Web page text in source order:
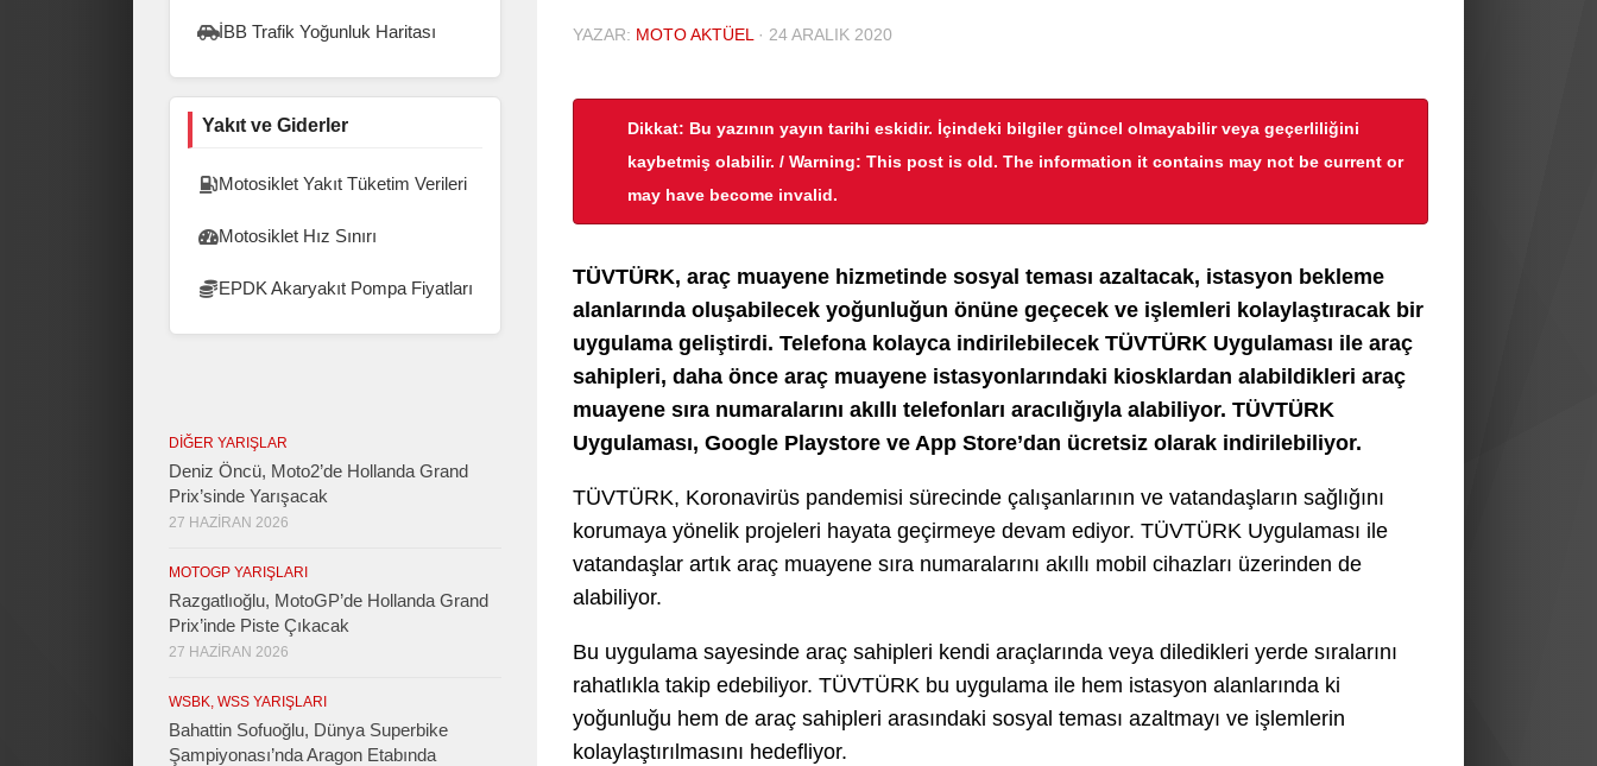
YAZAR: MOTO AKTÜEL · 24 ARALIK 2020
Dikkat: Bu yazının yayın tarihi eskidir. İçindeki bilgiler güncel olmayabilir veya geçerliliğini
kaybetmiş olabilir. / Warning: This post is old. The information it contains may not be current or
may have become invalid.
TÜVTÜRK, araç muayene hizmetinde sosyal teması azaltacak, istasyon bekleme
alanlarında oluşabilecek yoğunluğun önüne geçecek ve işlemleri kolaylaştıracak bir
uygulama geliştirdi. Telefona kolayca indirilebilecek TÜVTÜRK Uygulaması ile araç
sahipleri, daha önce araç muayene istasyonlarındaki kiosklardan alabildikleri araç
muayene sıra numaralarını akıllı telefonları aracılığıyla alabiliyor. TÜVTÜRK
Uygulaması, Google Playstore ve App Store’dan ücretsiz olarak indirilebiliyor.
TÜVTÜRK, Koronavirüs pandemisi sürecinde çalışanlarının ve vatandaşların sağlığını
korumaya yönelik projeleri hayata geçirmeye devam ediyor. TÜVTÜRK Uygulaması ile
vatandaşlar artık araç muayene sıra numaralarını akıllı mobil cihazları üzerinden de
alabiliyor.
Bu uygulama sayesinde araç sahipleri kendi araçlarında veya diledikleri yerde sıralarını
rahatlıkla takip edebiliyor. TÜVTÜRK bu uygulama ile hem istasyon alanlarında ki
yoğunluğu hem de araç sahipleri arasındaki sosyal teması azaltmayı ve işlemlerin
kolaylaştırılmasını hedefliyor.
İBB Trafik Yoğunluk Haritası
Yakıt ve Giderler
Motosiklet Yakıt Tüketim Verileri
Motosiklet Hız Sınırı
EPDK Akaryakıt Pompa Fiyatları
DIĞER YARIŞLAR
Deniz Öncü, Moto2’de Hollanda Grand
Prix’sinde Yarışacak
27 HAZIRAN 2026
MOTOGP YARIŞLARI
Razgatlıoğlu, MotoGP’de Hollanda Grand
Prix’inde Piste Çıkacak
27 HAZIRAN 2026
WSBK, WSS YARIŞLARI
Bahattin Sofuoğlu, Dünya Superbike
Şampiyonası’nda Aragon Etabında